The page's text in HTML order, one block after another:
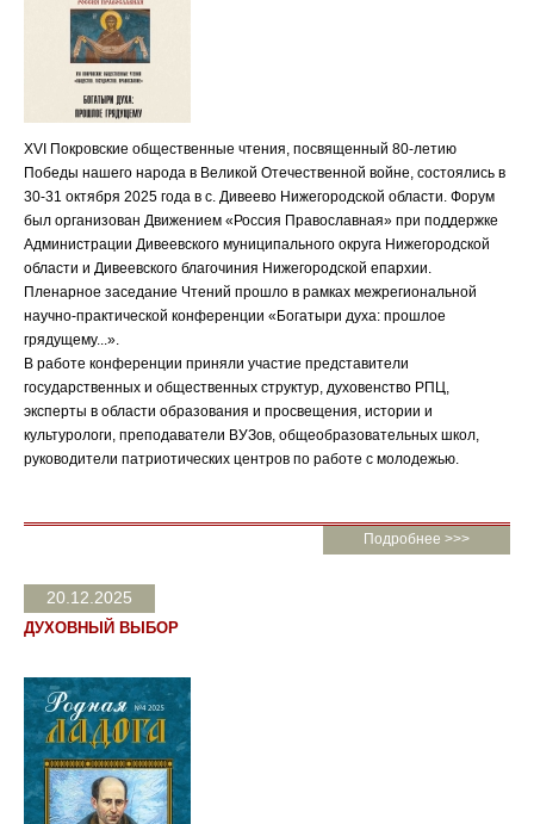
XVI Покровские общественные чтения, посвященный 80-летию
Победы нашего народа в Великой Отечественной войне, состоялись в
30-31 октября 2025 года в с. Дивеево Нижегородской области. Форум
был организован Движением «Россия Православная» при поддержке
Администрации Дивеевского муниципального округа Нижегородской
области и Дивеевского благочиния Нижегородской епархии.
Пленарное заседание Чтений прошло в рамках межрегиональной
научно-практической конференции «Богатыри духа: прошлое
грядущему...».
В работе конференции приняли участие представители
государственных и общественных структур, духовенство РПЦ,
эксперты в области образования и просвещения, истории и
культурологи, преподаватели ВУЗов, общеобразовательных школ,
руководители патриотических центров по работе с молодежью.
Подробнее >>>
20.12.2025
ДУХОВНЫЙ ВЫБОР